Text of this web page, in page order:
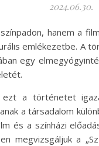
2024.06.30.
hanem a
emlékezetbe. A
egy
a történetet
a társadalom
és a színházi
megvizsgáljuk a